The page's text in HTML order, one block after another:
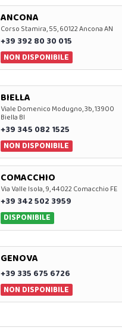
ANCONA
Corso Stamira, 55, 60122 Ancona AN
+39 392 80 30 015
NON DISPONIBILE
BIELLA
Viale Domenico Modugno, 3b, 13900
Biella BI
+39 345 082 1525
NON DISPONIBILE
COMACCHIO
Via Valle Isola, 9, 44022 Comacchio FE
+39 342 502 3959
DISPONIBILE
GENOVA
+39 335 675 6726
NON DISPONIBILE